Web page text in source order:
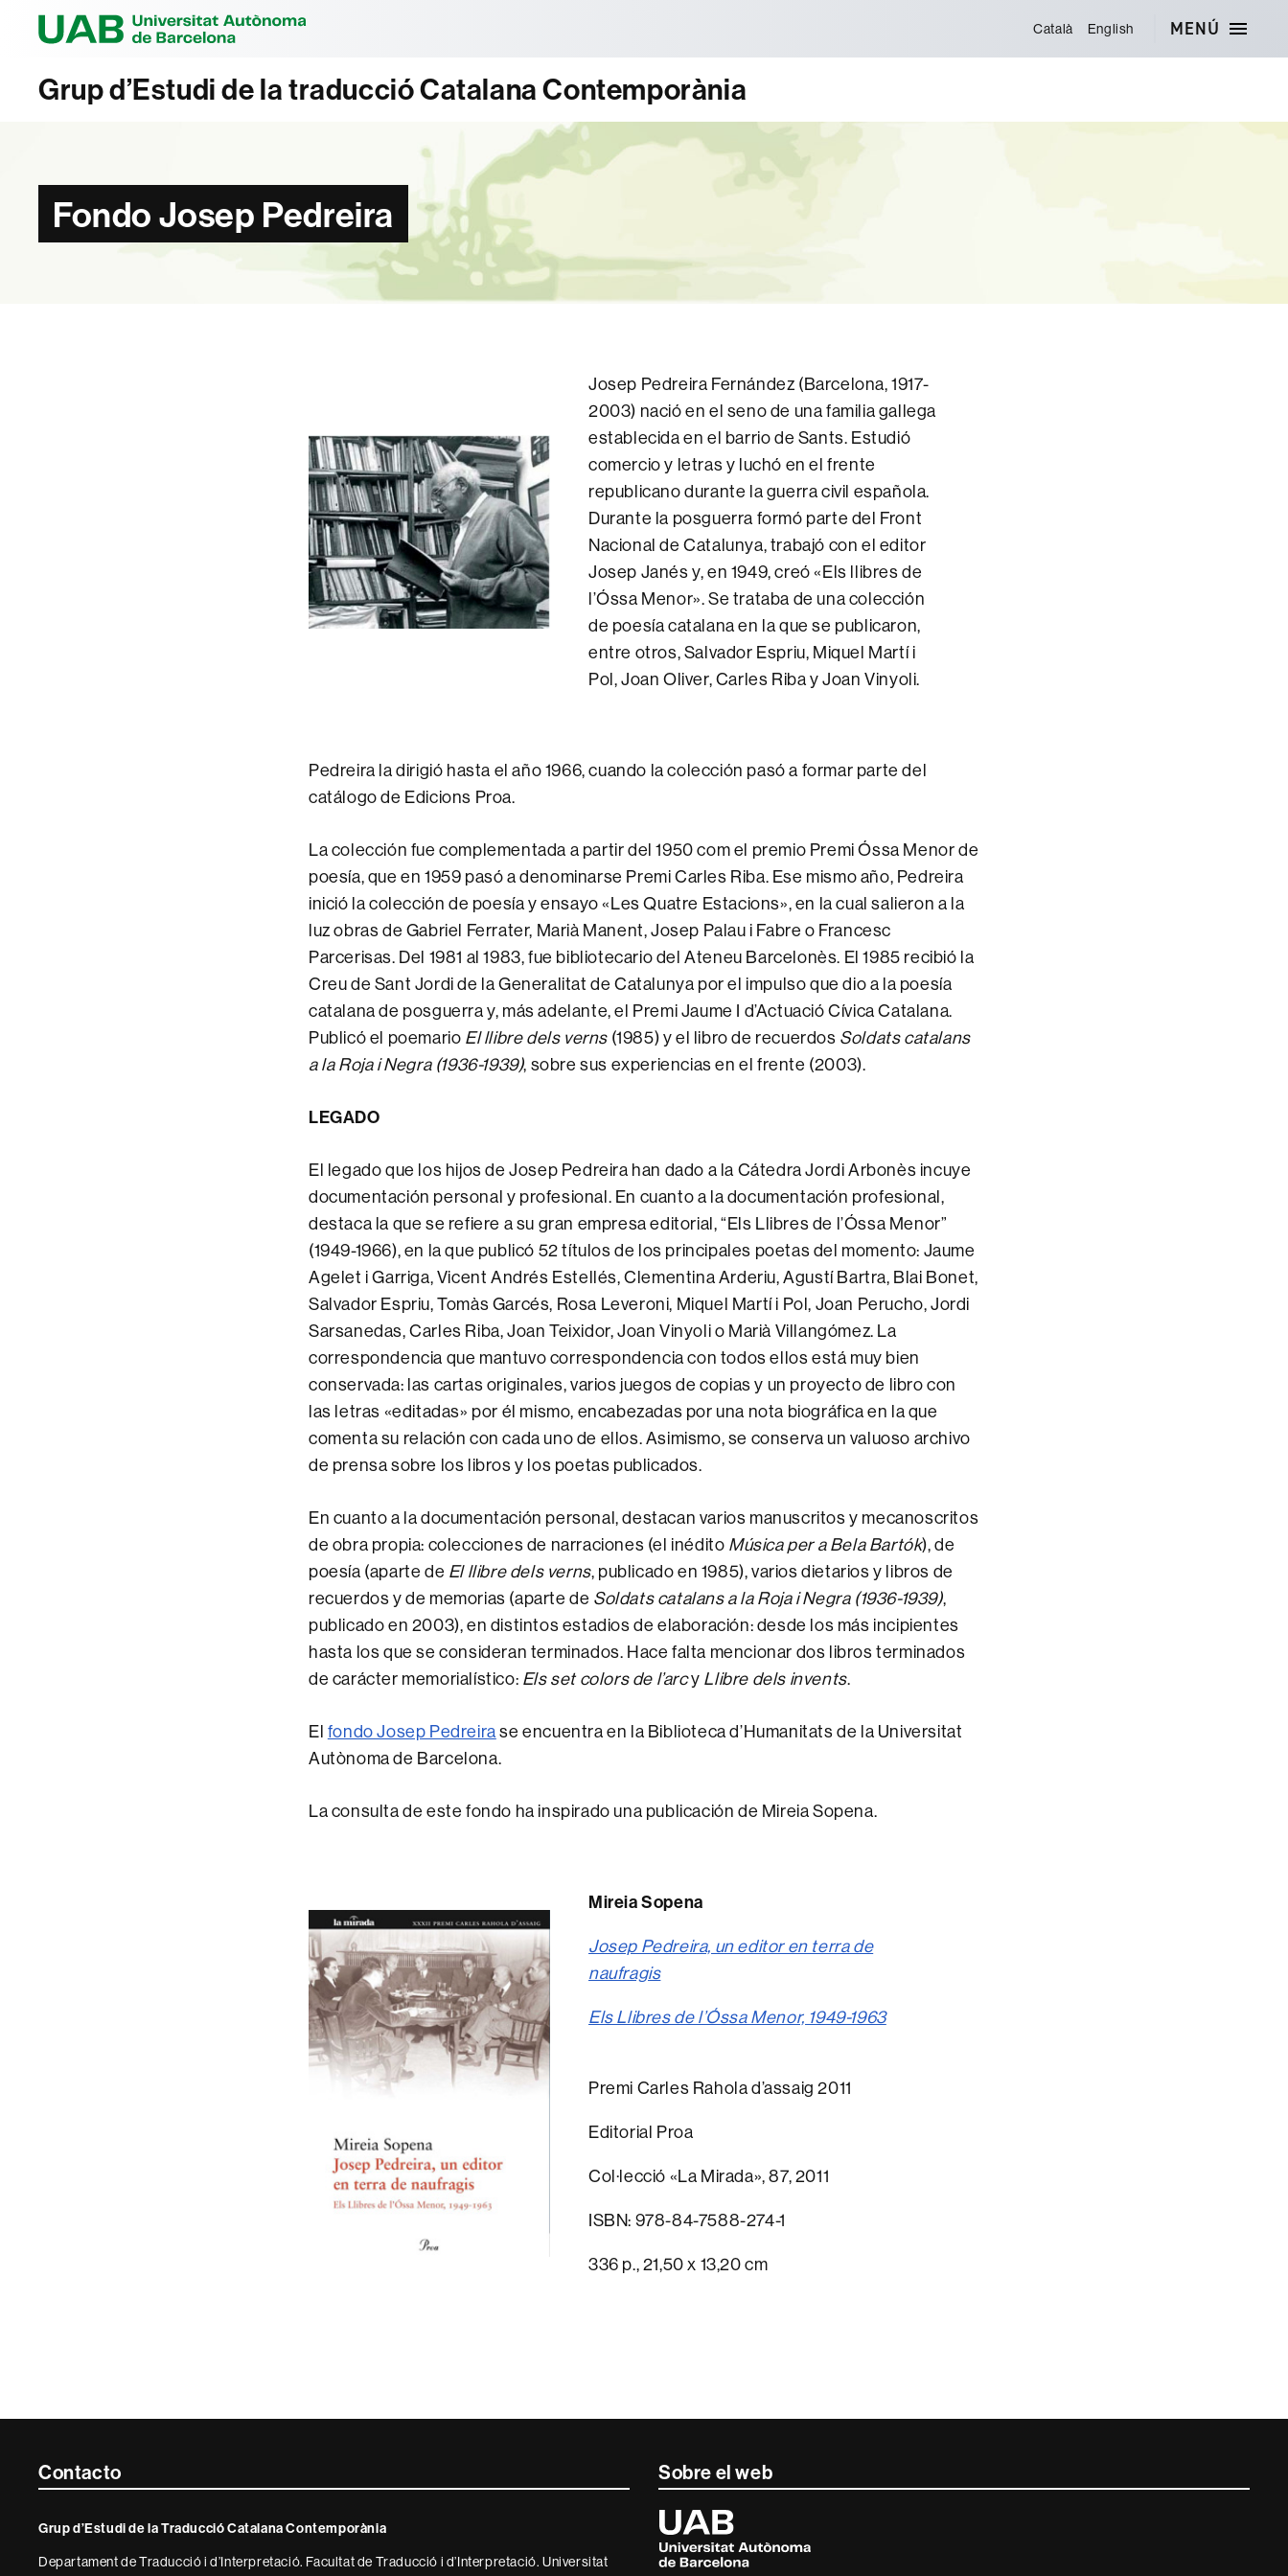
Català English MENÚ
Grup d’Estudi de la traducció Catalana Contemporània
Fondo Josep Pedreira
Josep Pedreira Fernández (Barcelona, 1917-
2003) nació en el seno de una familia gallega
establecida en el barrio de Sants. Estudió
comercio y letras y luchó en el frente
republicano durante la guerra civil española.
Durante la posguerra formó parte del Front
Nacional de Catalunya, trabajó con el editor
Josep Janés y, en 1949, creó «Els llibres de
l’Óssa Menor». Se trataba de una colección
de poesía catalana en la que se publicaron,
entre otros, Salvador Espriu, Miquel Martí i
Pol, Joan Oliver, Carles Riba y Joan Vinyoli.
Pedreira la dirigió hasta el año 1966, cuando la colección pasó a formar parte del
catálogo de Edicions Proa.
La colección fue complementada a partir del 1950 com el premio Premi Óssa Menor de
poesía, que en 1959 pasó a denominarse Premi Carles Riba. Ese mismo año, Pedreira
inició la colección de poesía y ensayo «Les Quatre Estacions», en la cual salieron a la
luz obras de Gabriel Ferrater, Marià Manent, Josep Palau i Fabre o Francesc
Parcerisas. Del 1981 al 1983, fue bibliotecario del Ateneu Barcelonès. El 1985 recibió la
Creu de Sant Jordi de la Generalitat de Catalunya por el impulso que dio a la poesía
catalana de posguerra y, más adelante, el Premi Jaume I d’Actuació Cívica Catalana.
Publicó el poemario El llibre dels verns (1985) y el libro de recuerdos Soldats catalans
a la Roja i Negra (1936-1939), sobre sus experiencias en el frente (2003).
LEGADO
El legado que los hijos de Josep Pedreira han dado a la Cátedra Jordi Arbonès incuye
documentación personal y profesional. En cuanto a la documentación profesional,
destaca la que se refiere a su gran empresa editorial, “Els Llibres de l’Óssa Menor”
(1949-1966), en la que publicó 52 títulos de los principales poetas del momento: Jaume
Agelet i Garriga, Vicent Andrés Estellés, Clementina Arderiu, Agustí Bartra, Blai Bonet,
Salvador Espriu, Tomàs Garcés, Rosa Leveroni, Miquel Martí i Pol, Joan Perucho, Jordi
Sarsanedas, Carles Riba, Joan Teixidor, Joan Vinyoli o Marià Villangómez. La
correspondencia que mantuvo correspondencia con todos ellos está muy bien
conservada: las cartas originales, varios juegos de copias y un proyecto de libro con
las letras «editadas» por él mismo, encabezadas por una nota biográfica en la que
comenta su relación con cada uno de ellos. Asimismo, se conserva un valuoso archivo
de prensa sobre los libros y los poetas publicados.
En cuanto a la documentación personal, destacan varios manuscritos y mecanoscritos
de obra propia: colecciones de narraciones (el inédito Música per a Bela Bartók), de
poesía (aparte de El llibre dels verns, publicado en 1985), varios dietarios y libros de
recuerdos y de memorias (aparte de Soldats catalans a la Roja i Negra (1936-1939),
publicado en 2003), en distintos estadios de elaboración: desde los más incipientes
hasta los que se consideran terminados. Hace falta mencionar dos libros terminados
de carácter memorialístico: Els set colors de l’arcy Llibre dels invents.
El fondo Josep Pedreirase encuentra en la Biblioteca d’Humanitats de la Universitat
Autònoma de Barcelona.
La consulta de este fondo ha inspirado una publicación de Mireia Sopena.
Mireia Sopena
Josep Pedreira, un editor en terra de
naufragis
Els Llibres de l’Óssa Menor, 1949-1963
Premi Carles Rahola d’assaig 2011
Editorial Proa
Col·lecció «La Mirada», 87, 2011
ISBN: 978-84-7588-274-1
336 p., 21,50 x 13,20 cm
Contacte
informació
Contacto
Grup d’Estudi de la Traducció Catalana Contemporània
Departament de Traducció i d’Interpretació. Facultat de Traducció i d’Interpretació. Universitat
Sobre el web
Universitat
Autònoma
de
Barcelona